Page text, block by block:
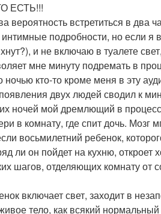
ЕСТЬ!!!
вероятность встретиться в два
подробности, но если я
и не включаю в туалете
мне минуту подремать в
ночью кто-то кроме меня в эту
двух людей сводил к
ночей мой дремлющий в
в комнату, где спит дочь. Мозг
восьмилетний ребенок,
ли он пойдет на кухню, откроет
шагов, отделяющих комнату
включает свет, заходит в
тело, как всякий